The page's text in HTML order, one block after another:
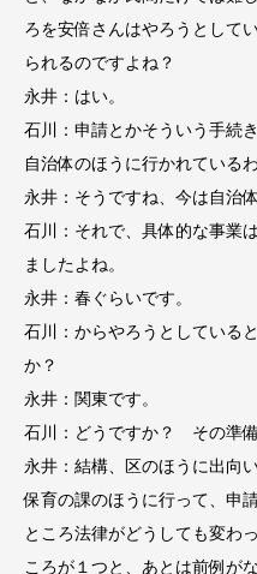
ろを安倍さんはやろうとして
られるのですよね？
永井：はい。
石川：申請とかそういう手続
自治体のほうに行かれている
永井：そうですね、今は自治体
石川：それで、具体的な事業
ましたよね。
永井：春ぐらいです。
石川：からやろうとしている
か？
永井：関東です。
石川：どうですか？ その準
永井：結構、区のほうに出向
保育の課のほうに行って、申
ところ法律がどうしても変わ
ころが１つと、あとは前例が